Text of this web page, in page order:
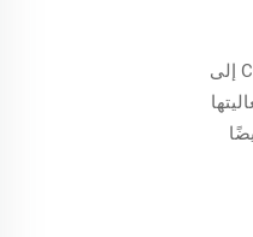
تتميز شرائح LED من نوع COB بتقديم استهلاك منخفض للطاقة، مما يجعلها الخيار الأمثل للمستهلكين الذين يهتمون بالبيئة. تحتاج هذه الشرائح LED من نوع COB إلى